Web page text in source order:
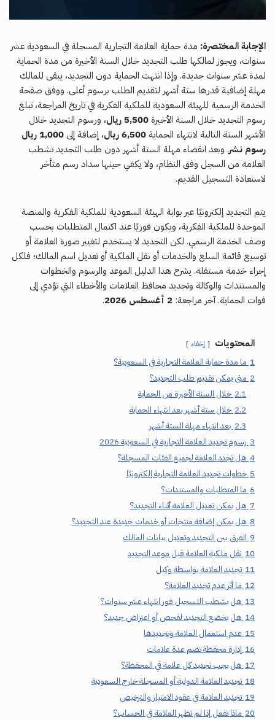
الإجابة المختصرة: مدة حماية العلامة التجارية المسجلة في السعودية عشر
سنوات، ويجوز لمالكها طلب التجديد خلال السنة الأخيرة من مدة الحماية
لمدة عشر سنوات جديدة. وإذا انتهت الحماية دون التجديد، يبقى للمالك
مهلة إضافية قدرها ستة أشهر لتقديم الطلب برسوم أعلى. ووفق صفحة
الخدمة الرسمية للهيئة السعودية للملكية الفكرية في تاريخ المراجعة، تبلغ
رسوم التجديد خلال السنة الأخيرة 5,500 ريال
، ورسوم التجديد خلال
الأشهر الستة التالية لانتهاء الحماية 6,500 ريال ، إضافة إلى
1,000 ريال
رسوم نشر. وبعد انقضاء مهلة الستة أشهر دون طلب التجديد تشطب
العلامة من السجل وفق النظام، ولا يكفي حينها سداد رسم متأخر
لاستعادة التسجيل القديم.
يتم التجديد إلكترونيًا عبر بوابة الهيئة السعودية للملكية الفكرية والمنصة
الموحدة للملكية الفكرية، ويكون فوريًا عند اكتمال المتطلبات بحسب
وصف الخدمة الرسمي. لكن التجديد لا يستخدم لتغيير صورة العلامة أو
توسيع قائمة السلع والخدمات أو نقل الملكية أو تعديل اسم المالك؛ فلكل
إجراء خدمة مستقلة. يشرح هذا الدليل الموعد والرسوم والخطوات
والمستندات والوكالة وتجديد محافظ العلامات والأخطاء التي تؤدي إلى
فوات الحماية. آخر مراجعة: 2 أغسطس 2026 .
المحتويات إخفاء
1 ما مدة حماية العلامة التجارية في السعودية؟
2 متى يمكن تقديم طلب التجديد؟
2.1 خلال السنة الأخيرة من الحماية
2.2 خلال ستة أشهر بعد انتهاء الحماية
2.3 بعد انتهاء مهلة الستة أشهر
3 رسوم تجديد العلامة التجارية في السعودية 2026
4 هل تجدد العلامة لجميع الفئات المسجلة؟
5 خطوات تجديد العلامة التجارية إلكترونيًا
6 ما المتطلبات والمستندات؟
7 هل يمكن تعديل العلامة أثناء التجديد؟
8 هل يمكن إضافة منتجات أو خدمات جديدة عند التجديد؟
9 الفرق بين التجديد وتعديل بيانات المالك
10 نقل ملكية العلامة قبل موعد التجديد
11 تجديد العلامة بواسطة وكيل
12 ما أثر عدم تجديد العلامة؟
13 هل يشطب التسجيل فور انتهاء عشر سنوات؟
14 هل يخضع التجديد لفحص أو اعتراض جديد؟
15 عدم استعمال العلامة وتجديدها
16 إدارة محفظة تضم عدة علامات
17 هل يجب تجديد كل علامة في المحفظة؟
18 تجديد العلامة الدولية أو المسجلة خارج السعودية
19 تجديد العلامة في عقود الامتياز والترخيص
20 ماذا تفعل إذا لم تظهر العلامة في الحساب؟